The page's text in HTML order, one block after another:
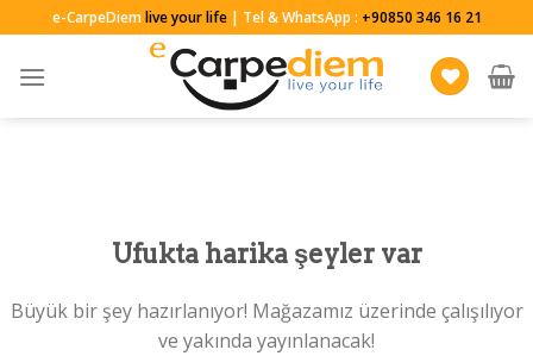
to
content
e-CarpeDiemlive your life| Tel & WhatsApp : +90850 346 16 21
Ufukta harika şeyler var
Büyük bir şey hazırlanıyor! Mağazamız üzerinde çalışılıyor
ve yakında yayınlanacak!